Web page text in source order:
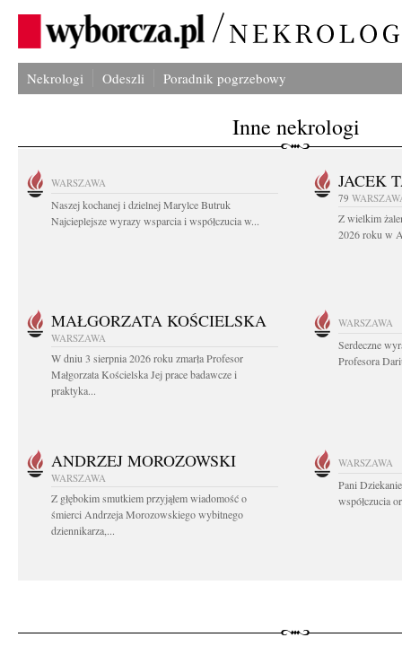
Nekrologi Odeszli Poradnik pogrzebowy
Inne nekrologi
WARSZAWA
Naszej kochanej i dzielnej Marylce Butruk
Najcieplejsze wyrazy wsparcia i współczucia w...
JACEK
79
Z wielkim
2026 roku w
MAŁGORZATA KOŚCIELSKA
WARSZAWA
W dniu 3 sierpnia 2026 roku zmarła Profesor
Małgorzata Kościelska Jej prace badawcze i
praktyka...
WARSZAWA
Serdeczne
Profesora
ANDRZEJ MOROZOWSKI
WARSZAWA
Z głębokim smutkiem przyjąłem wiadomość o
śmierci Andrzeja Morozowskiego wybitnego
dziennikarza,...
WARSZAWA
Pani
współczucia